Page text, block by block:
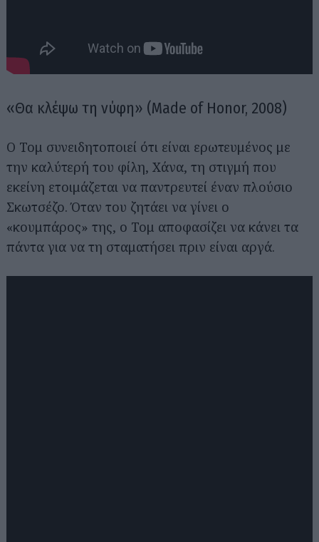
«Θα κλέψω τη νύφη» (Made of Honor, 2008)
Ο Τομ συνειδητοποιεί ότι είναι ερωτευμένος με
την καλύτερή του φίλη, Χάνα, τη στιγμή που
εκείνη ετοιμάζεται να παντρευτεί έναν πλούσιο
Σκωτσέζο. Όταν του ζητάει να γίνει ο
«κουμπάρος» της, ο Τομ αποφασίζει να κάνει τα
πάντα για να τη σταματήσει πριν είναι αργά.